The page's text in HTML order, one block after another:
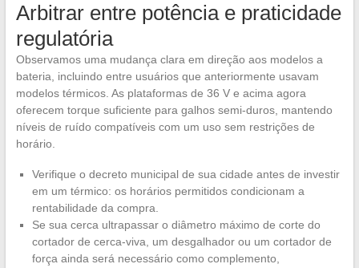
Arbitrar entre potência e praticidade
regulatória
Observamos uma mudança clara em direção aos modelos a
bateria, incluindo entre usuários que anteriormente usavam
modelos térmicos. As plataformas de 36 V e acima agora
oferecem torque suficiente para galhos semi-duros, mantendo
níveis de ruído compatíveis com um uso sem restrições de
horário.
Verifique o decreto municipal de sua cidade antes de investir
em um térmico: os horários permitidos condicionam a
rentabilidade da compra.
Se sua cerca ultrapassar o diâmetro máximo de corte do
cortador de cerca-viva, um desgalhador ou um cortador de
força ainda será necessário como complemento,